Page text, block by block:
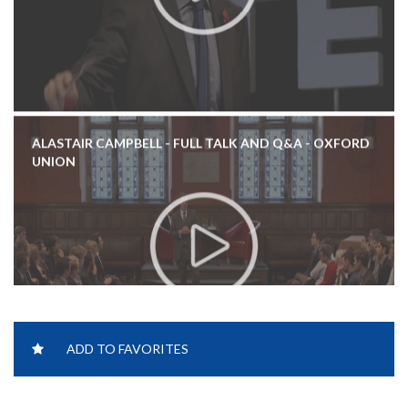
ALASTAIR CAMPBELL - FULL TALK AND Q&A - OXFORD
ADD TO FAVORITES